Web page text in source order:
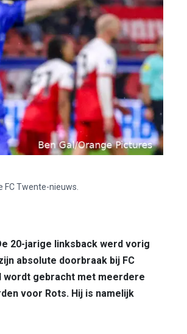
Twente-nieuws.
20-jarige linksback werd vorig
absolute doorbraak bij FC
gebracht met meerdere
voor Rots. Hij is namelijk